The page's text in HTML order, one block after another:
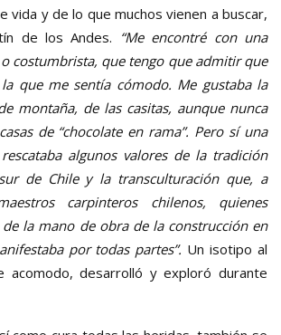
vida y de lo que muchos vienen a buscar,
de los Andes. “Me encontré con una
costumbrista, que tengo que admitir que
que me sentía cómodo. Me gustaba la
montaña, de las casitas, aunque nunca
de “chocolate en rama”. Pero sí una
algunos valores de la tradición
de Chile y la transculturación que, a
carpinteros chilenos, quienes
la mano de obra de la construcción en
por todas partes”. Un isotipo al
acomodo, desarrolló y exploró durante